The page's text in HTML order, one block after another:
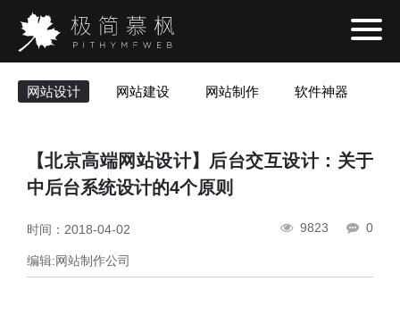
网站设计 网站建设 网站制作 软件神器
【北京高端网站设计】后台交互设计：关于
中后台系统设计的4个原则
时间：2018-04-02
编辑:网站制作公司
9823 0